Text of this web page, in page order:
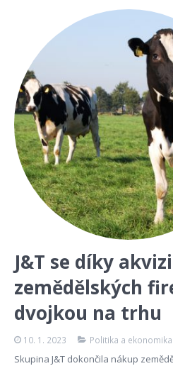
J&T se díky
zemědělských
dvojkou na trhu
10. 1. 2023 Politika a ekonomika
Skupina J&T dokončila nákup